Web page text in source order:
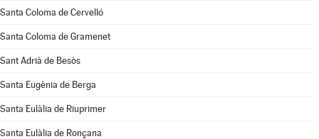
Santa Coloma de Cervelló
Santa Coloma de Gramenet
Sant Adrià de Besòs
Santa Eugènia de Berga
Santa Eulàlia de Riuprimer
Santa Eulàlia de Ronçana